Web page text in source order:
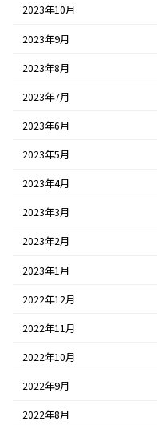
2023年10月
2023年9月
2023年8月
2023年7月
2023年6月
2023年5月
2023年4月
2023年3月
2023年2月
2023年1月
2022年12月
2022年11月
2022年10月
2022年9月
2022年8月